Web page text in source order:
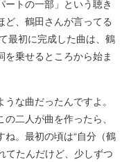
トの一部」という聴き
、鶴田さんが言ってる
最初に完成した曲は、鶴
乗せるところから始ま
な曲だったんですよ。
二人が曲を作ったら、
ね。最初の頃は“自分（鶴
てたんだけど、少しずつ